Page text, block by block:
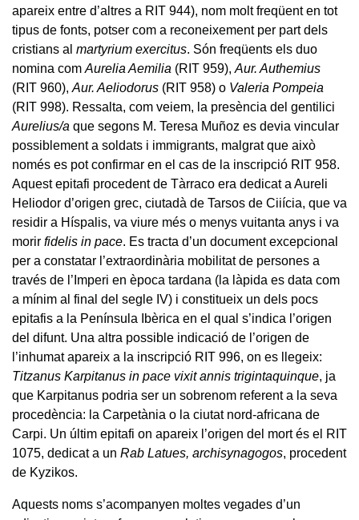
apareix entre d’altres a RIT 944), nom molt freqüent en tot
tipus de fonts, potser com a reconeixement per part dels
cristians al martyrium exercitus. Són freqüents els duo
nomina com Aurelia Aemilia (RIT 959), Aur. Authemius
(RIT 960), Aur. Aeliodorus (RIT 958) o Valeria Pompeia
(RIT 998). Ressalta, com veiem, la presència del gentilici
Aurelius/a que segons M. Teresa Muñoz es devia vincular
possiblement a soldats i immigrants, malgrat que això
només es pot confirmar en el cas de la inscripció RIT 958.
Aquest epitafi procedent de Tàrraco era dedicat a Aureli
Heliodor d’origen grec, ciutadà de Tarsos de Ciiícia, que va
residir a Híspalis, va viure més o menys vuitanta anys i va
morir fidelis in pace. Es tracta d’un document excepcional
per a constatar l’extraordinària mobilitat de persones a
través de l’Imperi en època tardana (la làpida es data com
a mínim al final del segle IV) i constitueix un dels pocs
epitafis a la Península Ibèrica en el qual s’indica l’origen
del difunt. Una altra possible indicació de l’origen de
l’inhumat apareix a la inscripció RIT 996, on es llegeix:
Titzanus Karpitanus in pace vixit annis trigintaquinque, ja
que Karpitanus podria ser un sobrenom referent a la seva
procedència: la Carpetània o la ciutat nord-africana de
Carpi. Un últim epitafi on apareix l’origen del mort és el RIT
1075, dedicat a un Rab Latues, archisynagogos, procedent
de Kyzikos.
Aquests noms s’acompanyen moltes vegades d’un